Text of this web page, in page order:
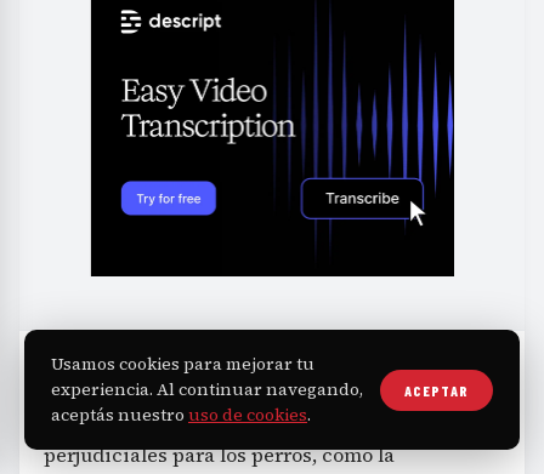
Además del maltrato implícito que supone la
humanización, existen otras conductas
perjudiciales para los perros, como la
Usamos cookies para mejorar tu
experiencia. Al continuar navegando,
aceptás nuestro uso de cookies.
ACEPTAR